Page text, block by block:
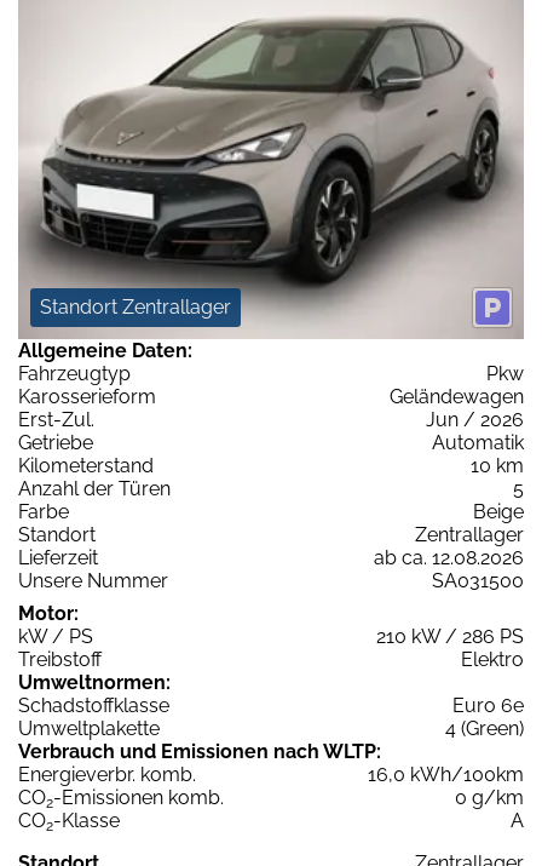
Standort Zentrallager
Allgemeine Daten:
Fahrzeugtyp
Pkw
Karosserieform
Geländewagen
Erst-Zul.
Jun / 2026
Getriebe
Automatik
Kilometerstand
10 km
Anzahl der Türen
5
Farbe
Beige
Standort
Zentrallager
Lieferzeit
ab ca. 12.08.2026
Unsere Nummer
SA031500
Motor:
kW / PS
210 kW / 286 PS
Treibstoff
Elektro
Umweltnormen:
Schadstoffklasse
Euro 6e
Umweltplakette
4 (Green)
Verbrauch und Emissionen nach WLTP:
Energieverbr. komb.
16,0 kWh/100km
CO2-Emissionen komb.
0 g/km
CO2-Klasse
A